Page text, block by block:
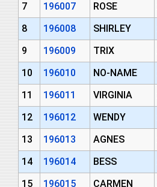
7
196007 ROSE
8
196008 SHIRLEY
9
196009 TRIX
10
196010 NO-NAME
11
196011 VIRGINIA
12
196012 WENDY
13
196013 AGNES
14
196014 BESS
15
196015 CARMEN